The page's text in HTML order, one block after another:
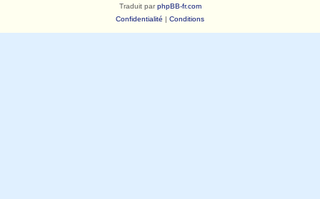
Traduit parphpBB-fr.com
Confidentialité | Conditions